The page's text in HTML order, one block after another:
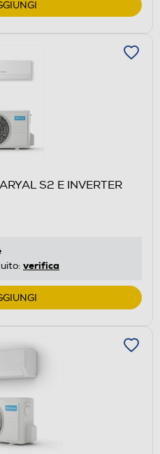
S2 E INVERTER
verifica